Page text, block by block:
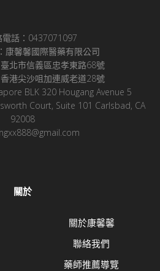
電話：0437071097
康馨馨國際醫藥有限公司
北市信義區忠孝東路68號
港尖沙咀加連威老道28號
BLK 320 Hougang Avenue 5
Court, Suite 101 Carlsbad, CA
92008
關於
關於康馨馨
聯絡我們
藥師推薦導覽